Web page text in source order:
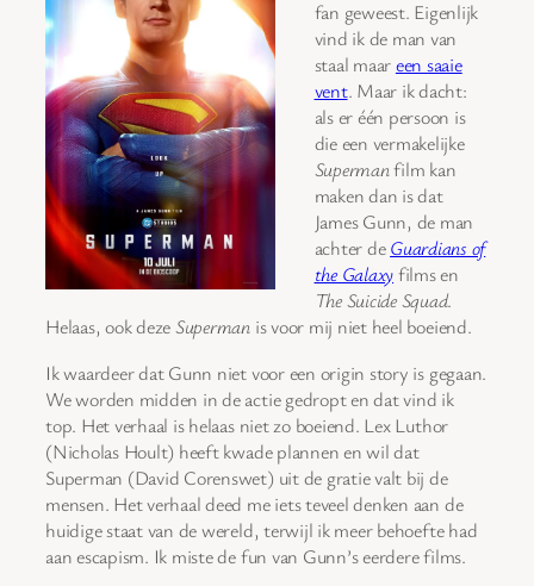
fan geweest. Eigenlijk
vind ik de man van
staal maareen saaie
vent. Maar ik dacht:
als er één persoon is
die een vermakelijke
Supermanfilm kan
maken dan is dat
James Gunn, de man
achter deGuardians of
the Galaxyfilms en
The Suicide Squad.
Helaas, ook dezeSuperman is voor mij niet heel boeiend.
Ik waardeer dat Gunn niet voor een origin story is gegaan.
We worden midden in de actie gedropt en dat vind ik
top. Het verhaal is helaas niet zo boeiend. Lex Luthor
(Nicholas Hoult) heeft kwade plannen en wil dat
Superman (David Corenswet) uit de gratie valt bij de
mensen. Het verhaal deed me iets teveel denken aan de
huidige staat van de wereld, terwijl ik meer behoefte had
aan escapism. Ik miste de fun van Gunn’s eerdere films.